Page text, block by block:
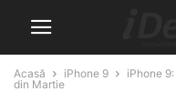
Acasă iPhone 9
iPhone
din Martie